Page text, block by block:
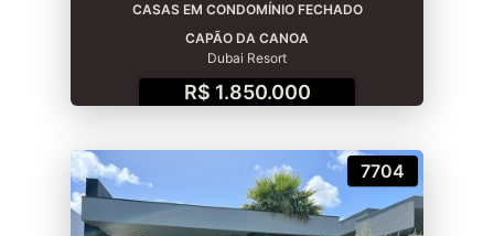
CASAS EM CONDOMÍNIO FECHADO
CAPÃO DA CANOA
Dubai Resort
R$ 1.850.000
7704